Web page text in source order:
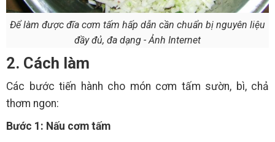
Để làm được đĩa cơm tấm hấp dẫn cần chuẩn bị nguyên liệu
đầy đủ, đa dạng - Ảnh Internet
2. Cách làm
Các bước tiến hành cho món cơm tấm sườn, bì, chả
thơm ngon:
Bước 1: Nấu cơm tấm